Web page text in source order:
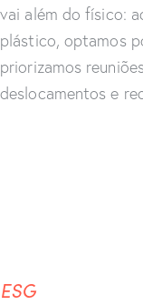
vai além do físico:
plástico, optamos
priorizamos
deslocamentos e
ESG